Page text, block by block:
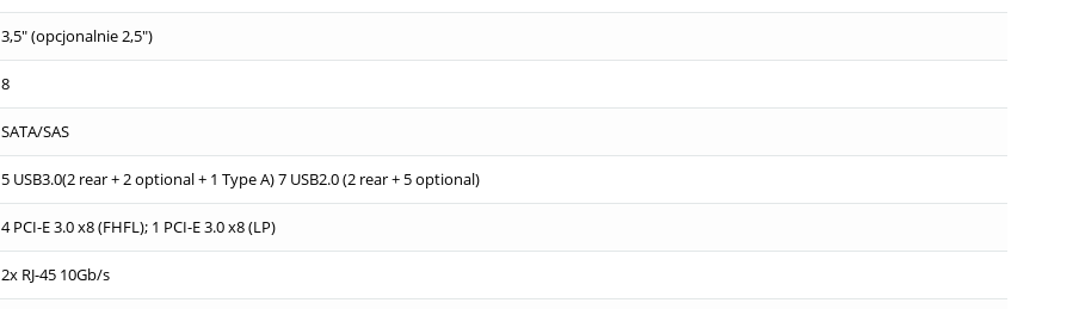
3,5" (opcjonalnie 2,5")
8
SATA/SAS
5 USB3.0(2 rear + 2 optional + 1 Type A) 7 USB2.0 (2 rear + 5 optional)
4 PCI-E 3.0 x8 (FHFL); 1 PCI-E 3.0 x8 (LP)
2x RJ-45 10Gb/s